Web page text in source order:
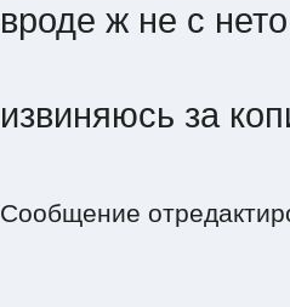
вроде ж не с
извиняюсь за
Сообщение